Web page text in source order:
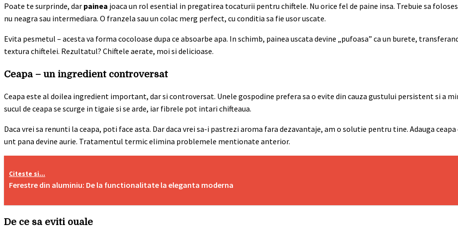
Poate te surprinde, dar painea joaca un rol esential in pregatirea tocaturii pentru chiftele. Nu orice fel de paine insa. Trebuie sa
nu neagra sau intermediara. O franzela sau un colac merg perfect, cu conditia sa fie usor uscate.
Evita pesmetul – acesta va forma cocoloase dupa ce absoarbe apa. In schimb, painea uscata devine „pufoasa” ca un burete,
textura chiftelei. Rezultatul? Chiftele aerate, moi si delicioase.
Ceapa – un ingredient controversat
Ceapa este al doilea ingredient important, dar si controversat. Unele gospodine prefera sa o evite din cauza gustului persistent si a
sucul de ceapa se scurge in tigaie si se arde, iar fibrele pot intari chifteaua.
Daca vrei sa renunti la ceapa, poti face asta. Dar daca vrei sa-i pastrezi aroma fara dezavantaje, am o solutie pentru tine. Adauga
unt pana devine aurie. Tratamentul termic elimina problemele mentionate anterior.
Citeste si...
Ferestre din aluminiu: De la functionalitate la eleganta moderna
De ce sa eviti ouale